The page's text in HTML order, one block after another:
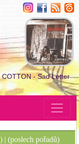
COTTON - Sad Letter
(poslech pořadů)